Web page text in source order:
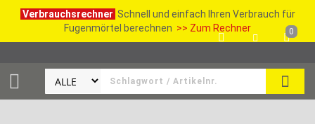
Verbrauchsrechner Schnell und einfach Ihren Verbrauch für
Fugenmörtel berechnen >> Zum Rechner
SUCHE
0